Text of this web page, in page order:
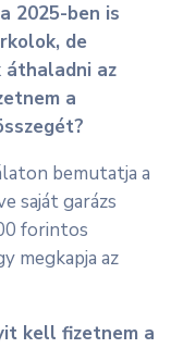
2025-ben is
de
áthaladni az
a
bemutatja a
saját garázs
forintos
megkapja az
kell fizetnem a